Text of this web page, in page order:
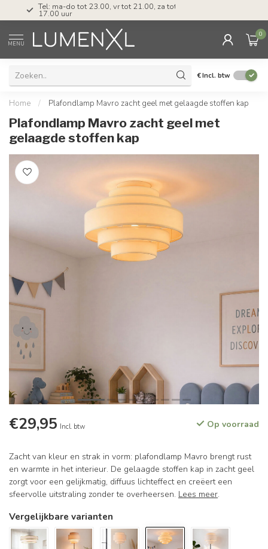
Tel: ma-do tot 23.00, vr tot 21.00, za tot
17.00 uur
MENU
0
€Incl. btw
Home / Plafondlamp Mavro zacht geel met gelaagde stoffen kap
Plafondlamp Mavro zacht geel met
gelaagde stoffen kap
€29,95 Incl. btw Op voorraad
Zacht van kleur en strak in vorm: plafondlamp Mavro brengt rust
en warmte in het interieur. De gelaagde stoffen kap in zacht geel
zorgt voor een gelijkmatig, diffuus lichteffect en creëert een
sfeervolle uitstraling zonder te overheersen. Lees meer.
Vergelijkbare varianten